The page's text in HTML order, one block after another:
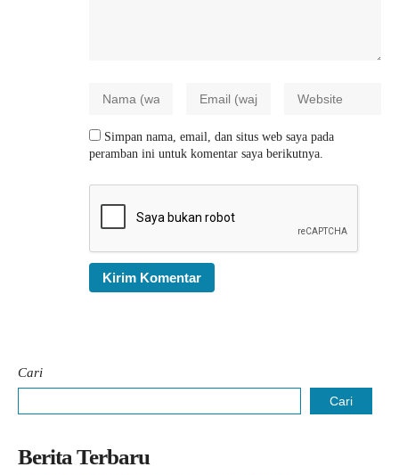
Simpan nama, email, dan situs web saya pada
peramban ini untuk komentar saya berikutnya.
Cari
Cari
Berita Terbaru